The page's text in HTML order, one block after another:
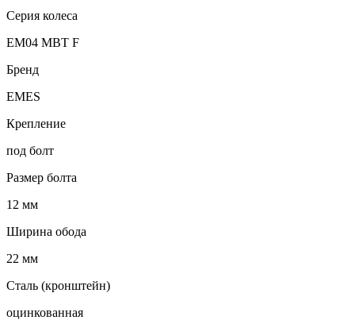
Серия колеса
EM04 MBT F
Бренд
EMES
Крепление
под болт
Размер болта
12 мм
Ширина обода
22 мм
Сталь (кронштейн)
оцинкованная